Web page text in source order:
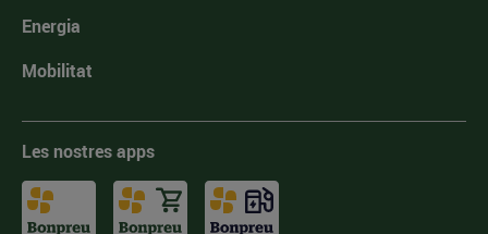
Energia
Mobilitat
Les nostres apps